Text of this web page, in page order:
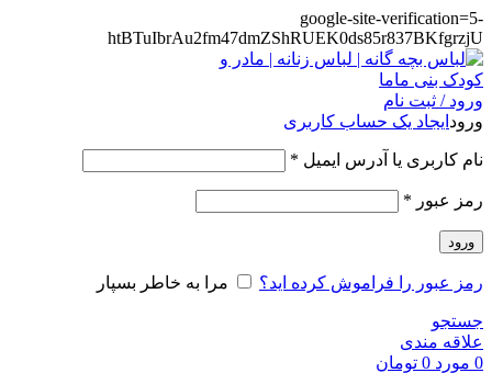
google-site-verification=5-
htBTuIbrAu2fm47dmZShRUEK0ds85r837BKfgrzjU
ورود / ثبت نام
ورود ایجاد یک حساب کاربری
نام کاربری یا آدرس ایمیل *
رمز عبور *
ورود
رمز عبور را فراموش کرده اید؟ مرا به خاطر بسپار
جستجو
علاقه مندی
0 مورد 0 تومان